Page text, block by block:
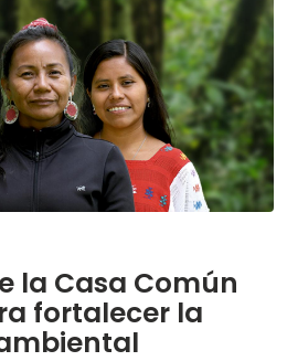
la Casa Común
fortalecer la